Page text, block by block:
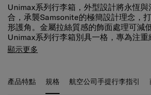
Unimax系列行李箱，外型設計將永恆
合，承襲Samsonite的極簡設計理念，
形護角。金屬拉絲質感的飾面處理可減
Unimax系列行李箱別具一格，專為注
設。
Unimax系列行李箱配備Aero-Trac™旋轉
計，提高行李箱收納的靈活性。TSA海
鏈扣的防盜拉鏈，提升行李箱的安全性
顯示更多
產品特點 規格 航空公司手提行李指引